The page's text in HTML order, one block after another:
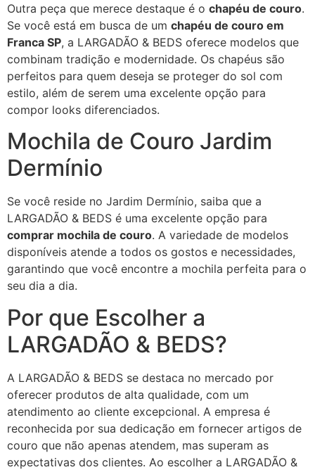
Outra peça que merece destaque é o chapéu de couro.
Se você está em busca de um chapéu de couro em
Franca SP, a LARGADÃO & BEDS oferece modelos que
combinam tradição e modernidade. Os chapéus são
perfeitos para quem deseja se proteger do sol com
estilo, além de serem uma excelente opção para
compor looks diferenciados.
Mochila de Couro Jardim
Dermínio
Se você reside no Jardim Dermínio, saiba que a
LARGADÃO & BEDS é uma excelente opção para
comprar mochila de couro. A variedade de modelos
disponíveis atende a todos os gostos e necessidades,
garantindo que você encontre a mochila perfeita para o
seu dia a dia.
Por que Escolher a
LARGADÃO & BEDS?
A LARGADÃO & BEDS se destaca no mercado por
oferecer produtos de alta qualidade, com um
atendimento ao cliente excepcional. A empresa é
reconhecida por sua dedicação em fornecer artigos de
couro que não apenas atendem, mas superam as
expectativas dos clientes. Ao escolher a LARGADÃO &